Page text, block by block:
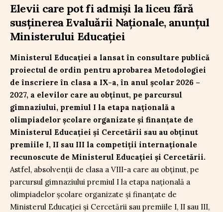
Elevii care pot fi admiși la liceu fără
susținerea Evaluării Naționale, anunțul
Ministerului Educației
Ministerul Educației a lansat în consultare publică
proiectul de ordin pentru aprobarea Metodologiei
de înscriere în clasa a IX-a, în anul școlar 2026 –
2027, a elevilor care au obținut, pe parcursul
gimnaziului, premiul I la etapa națională a
olimpiadelor școlare organizate și finanțate de
Ministerul Educației și Cercetării sau au obținut
premiile I, II sau III la competiții internaționale
recunoscute de Ministerul Educației și Cercetării.
Astfel, absolvenții de clasa a VIII-a care au obținut, pe
parcursul gimnaziului premiul I la etapa națională a
olimpiadelor școlare organizate și finanțate de
Ministerul Educației și Cercetării sau premiile I, II sau III,